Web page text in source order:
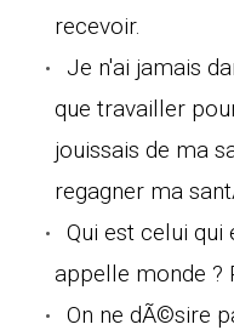
recevoir.
Je n'ai jamais
que travailler
jouissais de ma
regagner ma
Qui est celui qui
appelle monde ?
On ne dÃ©sire